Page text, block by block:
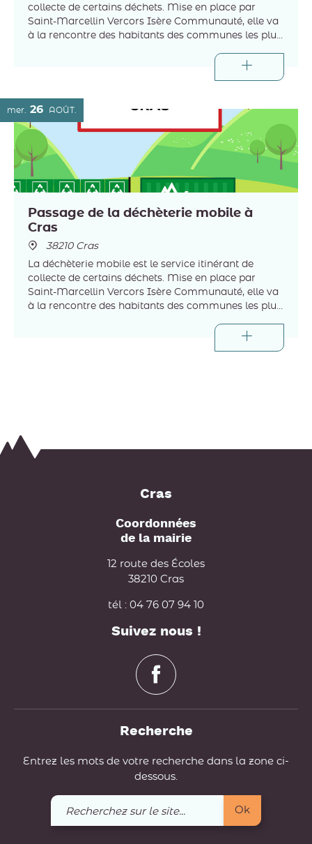
collecte de certains déchets. Mise en place par
Saint-Marcellin Vercors Isère Communauté, elle va
à la rencontre des habitants des communes les plus
mer. 26 AOÛT
Passage de la déchèterie mobile à
Cras
38210 Cras
La déchèterie mobile est le service itinérant de
collecte de certains déchets. Mise en place par
Saint-Marcellin Vercors Isère Communauté, elle va
à la rencontre des habitants des communes les plus
Cras
Coordonnées
de la mairie
12 route des Écoles
38210 Cras
tél : 04 76 07 94 10
Suivez nous !
Recherche
Entrez les mots de votre recherche dans la zone ci-
dessous.
Recherchez
sur
Ok